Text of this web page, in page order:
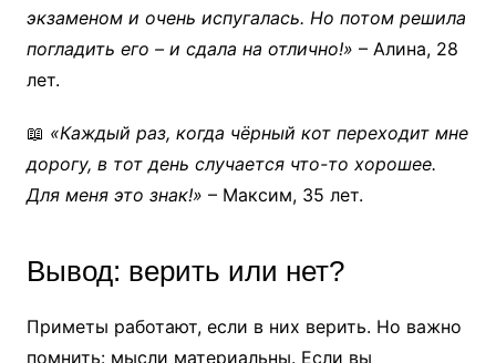
экзаменом и очень испугалась. Но потом решила
погладить его – и сдала на отлично!» – Алина, 28
лет.
📖 «Каждый раз, когда чёрный кот переходит мне
дорогу, в тот день случается что-то хорошее.
Для меня это знак!» – Максим, 35 лет.
Вывод: верить или нет?
Приметы работают, если в них верить. Но важно
помнить: мысли материальны. Если вы